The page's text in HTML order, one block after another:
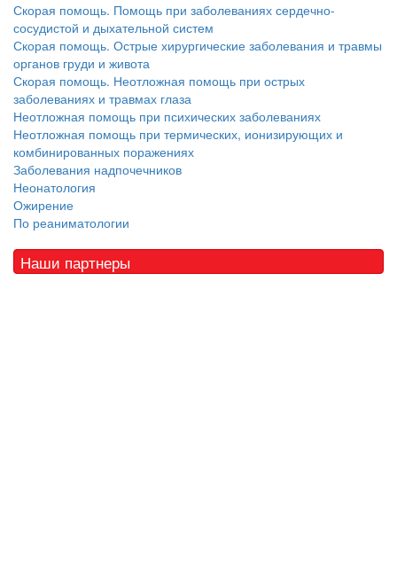
Скорая помощь. Помощь при заболеваниях сердечно-
сосудистой и дыхательной систем
Скорая помощь. Острые хирургические заболевания и травмы
органов груди и живота
Скорая помощь. Неотложная помощь при острых
заболеваниях и травмах глаза
Неотложная помощь при психических заболеваниях
Неотложная помощь при термических, ионизирующих и
комбинированных поражениях
Заболевания надпочечников
Неонатология
Ожирение
По реаниматологии
Наши партнеры